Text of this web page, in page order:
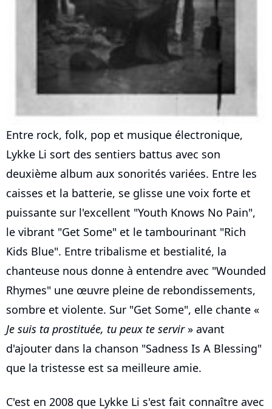
Entre rock, folk, pop et musique électronique,
Lykke Li sort des sentiers battus avec son
deuxième album aux sonorités variées. Entre les
caisses et la batterie, se glisse une voix forte et
puissante sur l'excellent "Youth Knows No Pain",
le vibrant "Get Some" et le tambourinant "Rich
Kids Blue". Entre tribalisme et bestialité, la
chanteuse nous donne à entendre avec "Wounded
Rhymes" une œuvre pleine de rebondissements,
sombre et violente. Sur "Get Some", elle chante «
Je suis ta prostituée, tu peux te servir» avant
d'ajouter dans la chanson "Sadness Is A Blessing"
que la tristesse est sa meilleure amie.
C'est en 2008 que Lykke Li s'est fait connaître avec